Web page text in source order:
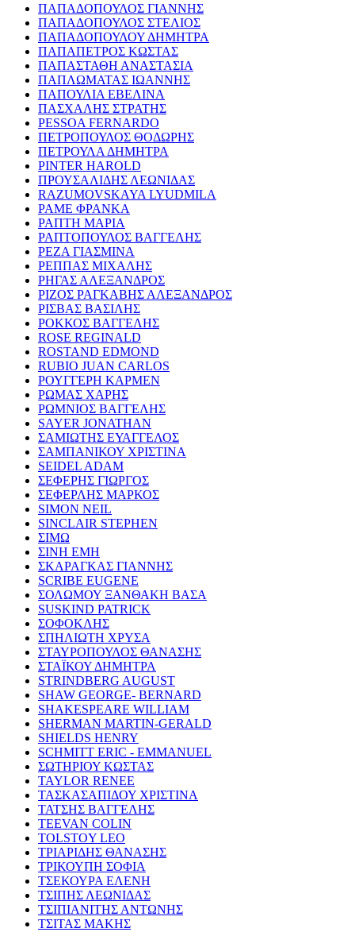
ΠΑΠΑΔΟΠΟΥΛΟΣ ΓΙΑΝΝΗΣ
ΠΑΠΑΔΟΠΟΥΛΟΣ ΣΤΕΛΙΟΣ
ΠΑΠΑΔΟΠΟΥΛΟΥ ΔΗΜΗΤΡΑ
ΠΑΠΑΠΕΤΡΟΣ ΚΩΣΤΑΣ
ΠΑΠΑΣΤΑΘΗ ΑΝΑΣΤΑΣΙΑ
ΠΑΠΛΩΜΑΤΑΣ ΙΩΑΝΝΗΣ
ΠΑΠΟΥΛΙΑ ΕΒΕΛΙΝΑ
ΠΑΣΧΑΛΗΣ ΣΤΡΑΤΗΣ
PESSOA FERNARDO
ΠΕΤΡΟΠΟΥΛΟΣ ΘΟΔΩΡΗΣ
ΠΕΤΡΟΥΛΑ ΔΗΜΗΤΡΑ
PINTER HAROLD
ΠΡΟΥΣΑΛΙΔΗΣ ΛΕΩΝΙΔΑΣ
RAZUMOVSKAYA LYUDMILA
ΡΑΜΕ ΦΡΑΝΚΑ
ΡΑΠΤΗ ΜΑΡΙΑ
ΡΑΠΤΟΠΟΥΛΟΣ ΒΑΓΓΕΛΗΣ
ΡΕΖΑ ΓΙΑΣΜΙΝΑ
ΡΕΠΠΑΣ ΜΙΧΑΛΗΣ
ΡΗΓΑΣ ΑΛΕΞΑΝΔΡΟΣ
ΡΙΖΟΣ ΡΑΓΚΑΒΗΣ ΑΛΕΞΑΝΔΡΟΣ
ΡΙΣΒΑΣ ΒΑΣΙΛΗΣ
ΡΟΚΚΟΣ ΒΑΓΓΕΛΗΣ
ROSE REGINALD
ROSTAND EDMOND
RUBIO JUAN CARLOS
ΡΟΥΓΓΕΡΗ ΚΑΡΜΕΝ
ΡΩΜΑΣ ΧΑΡΗΣ
ΡΩΜΝΙΟΣ ΒΑΓΓΕΛΗΣ
SAYER JONATHAN
ΣΑΜΙΩΤΗΣ ΕΥΑΓΓΕΛΟΣ
ΣΑΜΠΑΝΙΚΟΥ ΧΡΙΣΤΙΝΑ
SEIDEL ADAM
ΣΕΦΕΡΗΣ ΓΙΩΡΓΟΣ
ΣΕΦΕΡΛΗΣ ΜΑΡΚΟΣ
SIMON NEIL
SINCLAIR STEPHEN
ΣΙΜΩ
ΣΙΝΗ ΕΜΗ
ΣΚΑΡΑΓΚΑΣ ΓΙΑΝΝΗΣ
SCRIBE EUGENE
ΣΟΛΩΜΟΥ ΞΑΝΘΑΚΗ ΒΑΣΑ
SUSKIND PATRICK
ΣΟΦΟΚΛΗΣ
ΣΠΗΛΙΩΤΗ ΧΡΥΣΑ
ΣΤΑΥΡΟΠΟΥΛΟΣ ΘΑΝΑΣΗΣ
ΣΤΑΪΚΟΥ ΔΗΜΗΤΡΑ
STRINDBERG AUGUST
SHAW GEORGE- BERNARD
SHAKESPEARE WILLIAM
SHERMAN MARTIN-GERALD
SHIELDS HENRY
SCHMITT ERIC - EMMANUEL
ΣΩΤΗΡΙΟΥ ΚΩΣΤΑΣ
TAYLOR RENEE
ΤΑΣΚΑΣΑΠΙΔΟΥ ΧΡΙΣΤΙΝΑ
ΤΑΤΣΗΣ ΒΑΓΓΕΛΗΣ
TEEVAN COLIN
TOLSTOY LEO
ΤΡΙΑΡΙΔΗΣ ΘΑΝΑΣΗΣ
ΤΡΙΚΟΥΠΗ ΣΟΦΙΑ
ΤΣΕΚΟΥΡΑ ΕΛΕΝΗ
ΤΣΙΠΗΣ ΛΕΩΝΙΔΑΣ
ΤΣΙΠΙΑΝΙΤΗΣ ΑΝΤΩΝΗΣ
ΤΣΙΤΑΣ ΜΑΚΗΣ